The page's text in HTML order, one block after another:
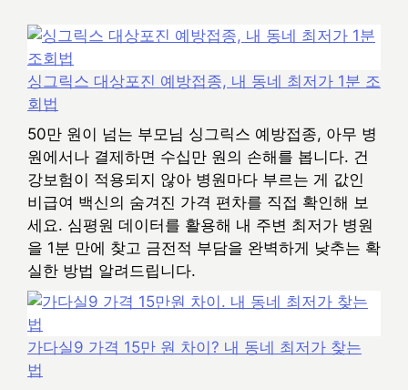
싱그릭스 대상포진 예방접종, 내 동네 최저가 1분 조
회법
50만 원이 넘는 부모님 싱그릭스 예방접종, 아무 병
원에서나 결제하면 수십만 원의 손해를 봅니다. 건
강보험이 적용되지 않아 병원마다 부르는 게 값인
비급여 백신의 숨겨진 가격 편차를 직접 확인해 보
세요. 심평원 데이터를 활용해 내 주변 최저가 병원
을 1분 만에 찾고 금전적 부담을 완벽하게 낮추는 확
실한 방법 알려드립니다.
가다실9 가격 15만 원 차이? 내 동네 최저가 찾는
법